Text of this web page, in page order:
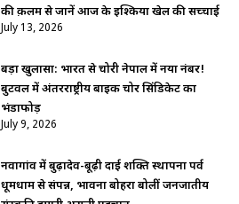
की क़लम से जानें आज के इश्किया खेल की सच्चाई
July 13, 2026
बड़ा खुलासा: भारत से चोरी नेपाल में नया नंबर!
बुटवल में अंतरराष्ट्रीय बाइक चोर सिंडिकेट का
भंडाफोड़
July 9, 2026
नवागांव में बुढ़ादेव-बूढ़ी दाई शक्ति स्थापना पर्व
धूमधाम से संपन्न, भावना बोहरा बोलीं जनजातीय